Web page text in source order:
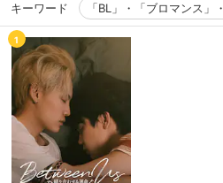
キーワード 「BL」・「ブロマンス
1